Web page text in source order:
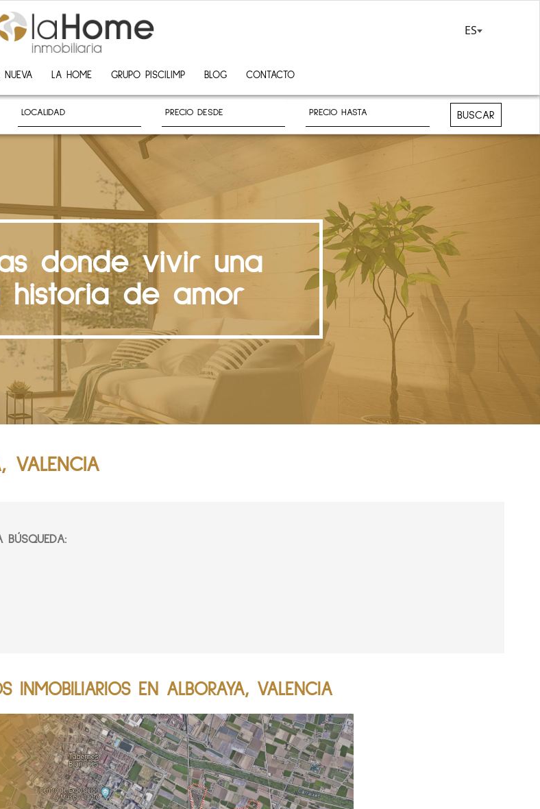
ES
NUEVA LA HOME GRUPO PISCILIMP BLOG CONTACTO
BUSCAR
donde vivir una
historia de amor
VALENCIA
BÚSQUEDA:
INMOBILIARIOS EN ALBORAYA, VALENCIA